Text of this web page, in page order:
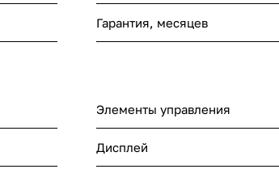
Гарантия, месяцев
Элементы управления
Дисплей